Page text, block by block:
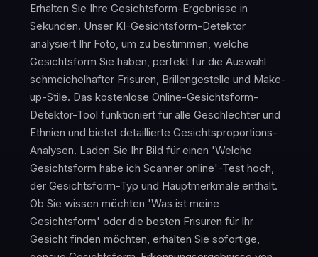
Erhalten Sie Ihre Gesichtsform-Ergebnisse in
Sekunden. Unser KI-Gesichtsform-Detektor
analysiert Ihr Foto, um zu bestimmen, welche
Gesichtsform Sie haben, perfekt für die Auswahl
schmeichelhafter Frisuren, Brillengestelle und Make-
up-Stile. Das kostenlose Online-Gesichtsform-
Detektor-Tool funktioniert für alle Geschlechter und
Ethnien und bietet detaillierte Gesichtsproportions-
Analysen. Laden Sie Ihr Bild für einen 'Welche
Gesichtsform habe ich Scanner online'-Test hoch,
der Gesichtsform-Typ und Hauptmerkmale enthält.
Ob Sie wissen möchten 'Was ist meine
Gesichtsform' oder die besten Frisuren für Ihr
Gesicht finden möchten, erhalten Sie sofortige,